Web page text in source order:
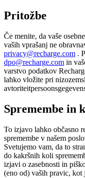
Pritožbe
Če menite, da vaše
vaših vprašanj ne
privacy@recharge.com .
dpo@recharge.com in
varstvo podatkov
lahko vložite pri
Spremembe in
To izjavo lahko občasno
spremembe v našem
Svetujemo vam, da to
do kakršnih koli
izjavi o zasebnosti in
(eno od) vaših pravic, kot